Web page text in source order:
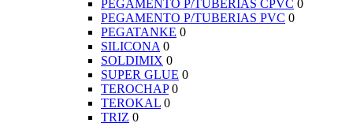
PEGAMENTO P/TUBERIAS CPVC 0
PEGAMENTO P/TUBERIAS PVC 0
PEGATANKE 0
SILICONA 0
SOLDIMIX 0
SUPER GLUE 0
TEROCHAP 0
TEROKAL 0
TRIZ 0